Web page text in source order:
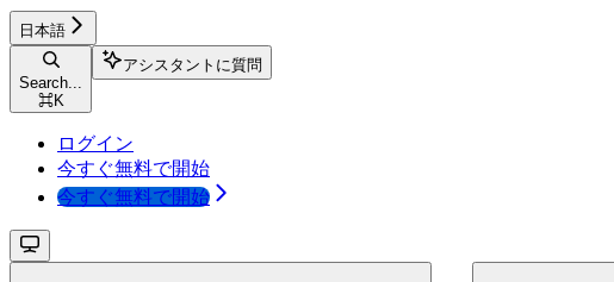
日本語
Search...
⌘K
アシスタントに質問
ログイン
今すぐ無料で開始
今すぐ無料で開始